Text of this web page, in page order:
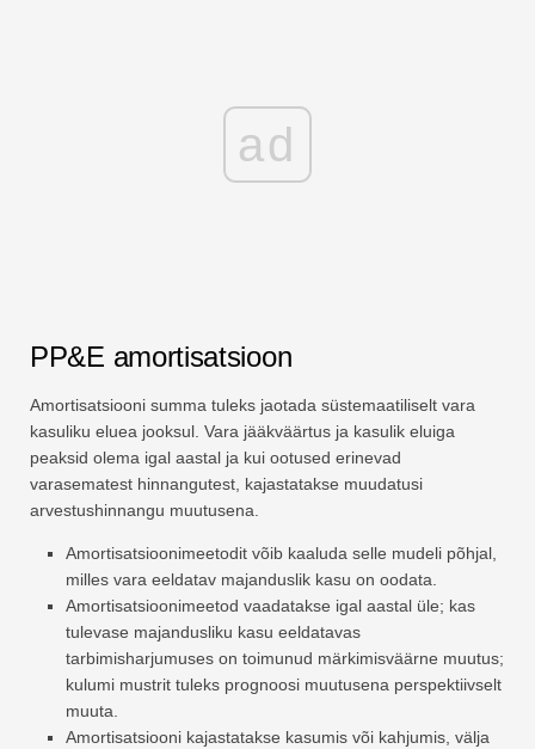
ad
PP&E amortisatsioon
Amortisatsiooni summa tuleks jaotada süstemaatiliselt vara
kasuliku eluea jooksul. Vara jääkväärtus ja kasulik eluiga
peaksid olema igal aastal ja kui ootused erinevad
varasematest hinnangutest, kajastatakse muudatusi
arvestushinnangu muutusena.
Amortisatsioonimeetodit võib kaaluda selle mudeli põhjal,
milles vara eeldatav majanduslik kasu on oodata.
Amortisatsioonimeetod vaadatakse igal aastal üle; kas
tulevase majandusliku kasu eeldatavas
tarbimisharjumuses on toimunud märkimisväärne muutus;
kulumi mustrit tuleks prognoosi muutusena perspektiivselt
muuta.
Amortisatsiooni kajastatakse kasumis või kahjumis, välja